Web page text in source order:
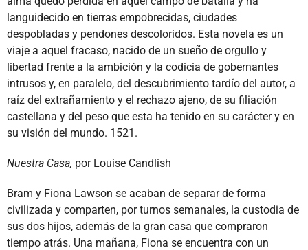
languidecido en tierras empobrecidas, ciudades
despobladas y pendones descoloridos. Esta novela es un
viaje a aquel fracaso, nacido de un sueño de orgullo y
libertad frente a la ambición y la codicia de gobernantes
intrusos y, en paralelo, del descubrimiento tardío del autor, a
raíz del extrañamiento y el rechazo ajeno, de su filiación
castellana y del peso que esta ha tenido en su carácter y en
su visión del mundo. 1521.
Nuestra Casa, por Louise Candlish
Bram y Fiona Lawson se acaban de separar de forma
civilizada y comparten, por turnos semanales, la custodia de
sus dos hijos, además de la gran casa que compraron
tiempo atrás. Una mañana, Fiona se encuentra con un